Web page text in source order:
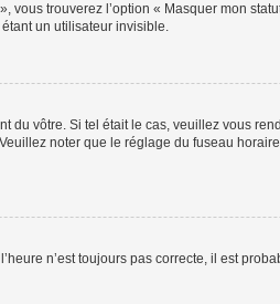
vous trouverez l’option « Masquer mon
un utilisateur invisible.
du vôtre. Si tel était le cas, veuillez vous
noter que le réglage du fuseau
n’est toujours pas correcte, il est